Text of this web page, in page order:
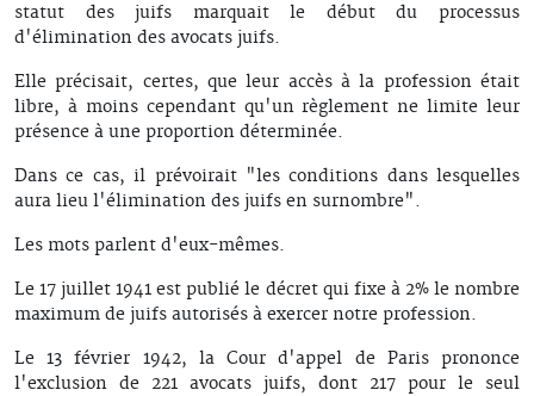
statut des juifs marquait le début du processus
d'élimination des avocats juifs.
Elle précisait, certes, que leur accès à la profession était
libre, à moins cependant qu'un règlement ne limite leur
présence à une proportion déterminée.
Dans ce cas, il prévoirait "les conditions dans lesquelles
aura lieu l'élimination des juifs en surnombre".
Les mots parlent d'eux-mêmes.
Le 17 juillet 1941 est publié le décret qui fixe à 2% le nombre
maximum de juifs autorisés à exercer notre profession.
Le 13 février 1942, la Cour d'appel de Paris prononce
l'exclusion de 221 avocats juifs, dont 217 pour le seul